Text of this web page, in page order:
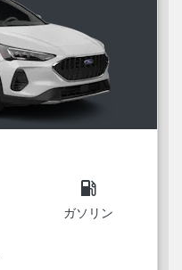
local_gas_station
ガソリン